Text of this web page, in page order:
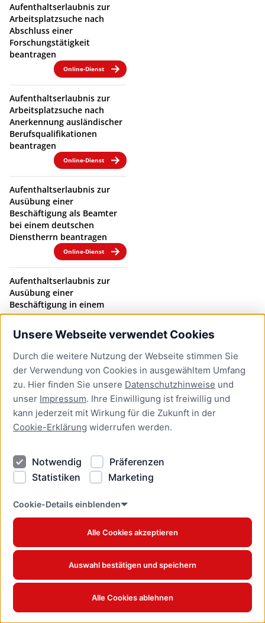
Unsere Webseite verwendet Cookies
Durch die weitere Nutzung der Webseite stimmen Sie
der Verwendung von Cookies in ausgewähltem Umfang
zu. Hier finden Sie unsere Datenschutzhinweise und
unser Impressum. Ihre Einwilligung ist freiwillig und
kann jederzeit mit Wirkung für die Zukunft in der
Cookie-Erklärung widerrufen werden.
Notwendig
Präferenzen
Statistiken
Marketing
Cookie-Details einblenden
Alle Cookies akzeptieren
Auswahl bestätigen und speichern
Alle Cookies ablehnen
Aufenthaltserlaubnis zur
Arbeitsplatzsuche nach
Abschluss einer
Forschungstätigkeit
beantragen
Online-Dienst
Aufenthaltserlaubnis zur
Arbeitsplatzsuche nach
Anerkennung ausländischer
Berufsqualifikationen
beantragen
Online-Dienst
Aufenthaltserlaubnis zur
Ausübung einer
Beschäftigung als Beamter
bei einem deutschen
Dienstherrn beantragen
Online-Dienst
Aufenthaltserlaubnis zur
Ausübung einer
Beschäftigung in einem
Beamtenverhältnis bei
einem deutschen
Dienstherrn verlängern
Online-Dienst
Aufenthaltserlaubnis zur
bedingten Zulassung zum
Studium oder zum
Teilzeitstudium beantragen
Online-Dienst
Aufenthaltserlaubnis zur
Beschäftigung als Fachkraft
mit akademischer
Ausbildung beantragen
Aufenthaltserlaubnis zur
betrieblichen Aus- und
Weiterbildung verlängern
Online-Dienst
Aufenthaltserlaubnis zur